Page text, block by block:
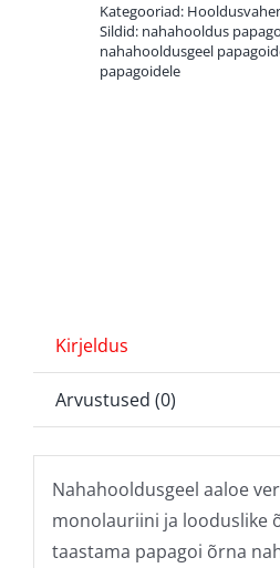
Gel
Kategooriad:
Sildid: nahahooldus
nahahooldusgeel
papagoidele
Kirjeldus
Arvustused (0)
Nahahooldusgeel aaloe
monolauriini ja looduslike
taastama papagoi õrna